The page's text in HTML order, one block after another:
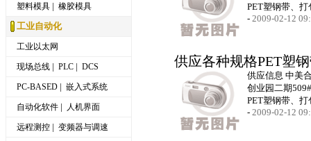
塑料模具 | 橡胶模具
工业自动化
工业以太网
现场总线 | PLC | DCS
PC-BASED | 嵌入式系统
自动化软件 | 人机界面
远程测控 | 变频器与调速
PET塑钢带、
- 2009-02-12
供应各种规格PET塑
供应信息 中美
创业园二期
PET塑钢带、
- 2009-02-12